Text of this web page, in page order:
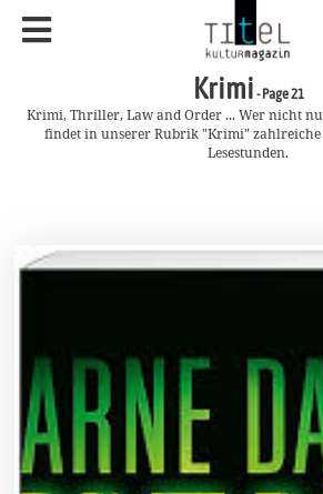
Krimi - Page 21
Krimi, Thriller, Law and Order ... Wer nicht
findet in unserer Rubrik "Krimi" zahlreiche
Lesestunden.